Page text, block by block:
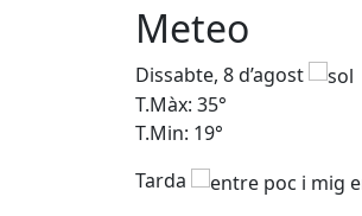
Meteo
Dissabte, 8 d’agost
T.Màx: 35°
T.Min: 19°
Tarda